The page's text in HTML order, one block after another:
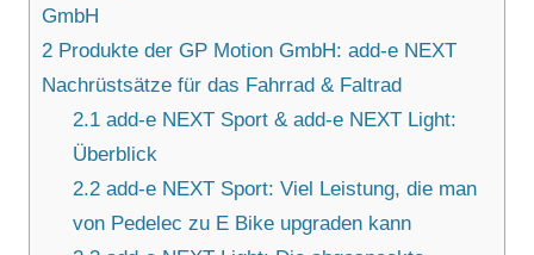
GmbH
2 Produkte der GP Motion GmbH: add-e NEXT
Nachrüstsätze für das Fahrrad & Faltrad
2.1add-e NEXT Sport & add-e NEXT Light:
Überblick
2.2add-e NEXT Sport: Viel Leistung, die man
von Pedelec zu E Bike upgraden kann